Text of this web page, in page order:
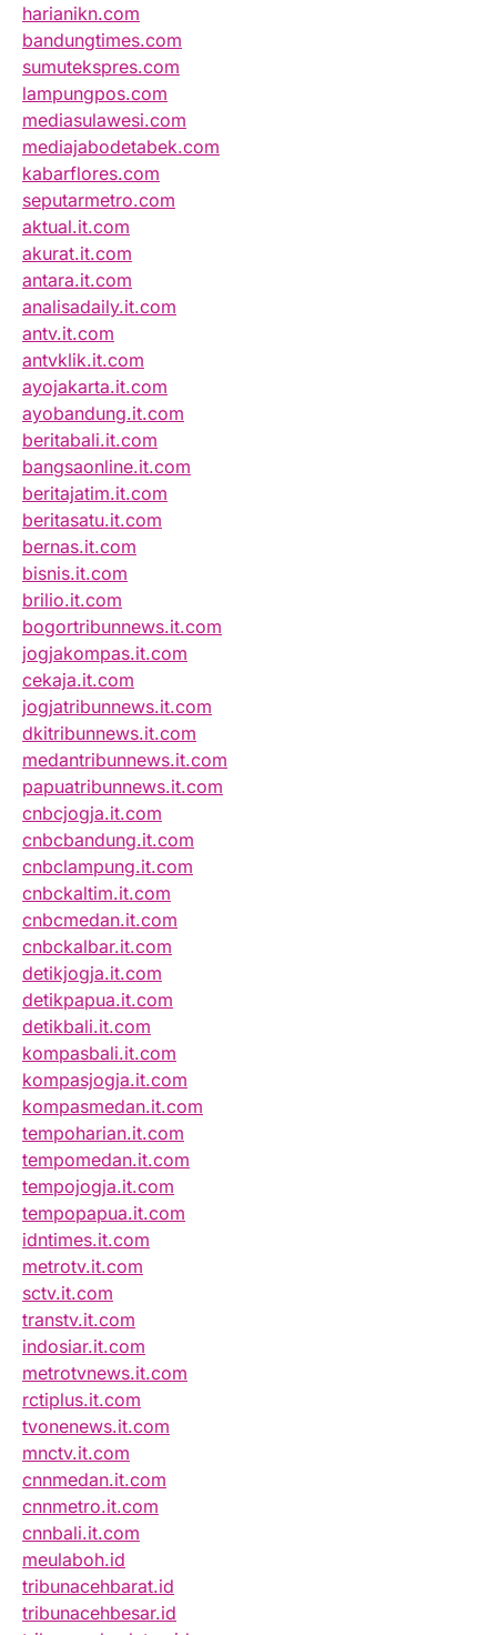
harianikn.com
bandungtimes.com
sumutekspres.com
lampungpos.com
mediasulawesi.com
mediajabodetabek.com
kabarflores.com
seputarmetro.com
aktual.it.com
akurat.it.com
antara.it.com
analisadaily.it.com
antv.it.com
antvklik.it.com
ayojakarta.it.com
ayobandung.it.com
beritabali.it.com
bangsaonline.it.com
beritajatim.it.com
beritasatu.it.com
bernas.it.com
bisnis.it.com
brilio.it.com
bogortribunnews.it.com
jogjakompas.it.com
cekaja.it.com
jogjatribunnews.it.com
dkitribunnews.it.com
medantribunnews.it.com
papuatribunnews.it.com
cnbcjogja.it.com
cnbcbandung.it.com
cnbclampung.it.com
cnbckaltim.it.com
cnbcmedan.it.com
cnbckalbar.it.com
detikjogja.it.com
detikpapua.it.com
detikbali.it.com
kompasbali.it.com
kompasjogja.it.com
kompasmedan.it.com
tempoharian.it.com
tempomedan.it.com
tempojogja.it.com
tempopapua.it.com
idntimes.it.com
metrotv.it.com
sctv.it.com
transtv.it.com
indosiar.it.com
metrotvnews.it.com
rctiplus.it.com
tvonenews.it.com
mnctv.it.com
cnnmedan.it.com
cnnmetro.it.com
cnnbali.it.com
meulaboh.id
tribunacehbarat.id
tribunacehbesar.id